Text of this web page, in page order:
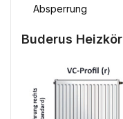
Absperrung
Buderus